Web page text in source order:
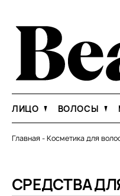
ЛИЦО ВОЛОСЫ
Главная -Косметика для
СРЕДСТВА